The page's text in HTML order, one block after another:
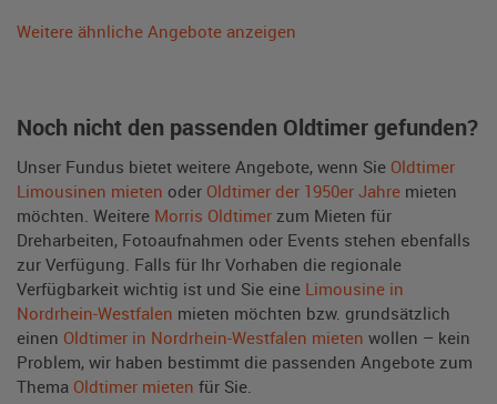
Weitere ähnliche Angebote anzeigen
Noch nicht den passenden Oldtimer gefunden?
Unser Fundus bietet weitere Angebote, wenn Sie Oldtimer
Limousinen mieten oder Oldtimer der 1950er Jahre mieten
möchten. Weitere Morris Oldtimer zum Mieten für
Dreharbeiten, Fotoaufnahmen oder Events stehen ebenfalls
zur Verfügung. Falls für Ihr Vorhaben die regionale
Verfügbarkeit wichtig ist und Sie eine Limousine in
Nordrhein-Westfalen mieten möchten bzw. grundsätzlich
einen Oldtimer in Nordrhein-Westfalen mieten wollen – kein
Problem, wir haben bestimmt die passenden Angebote zum
Thema Oldtimer mieten für Sie.